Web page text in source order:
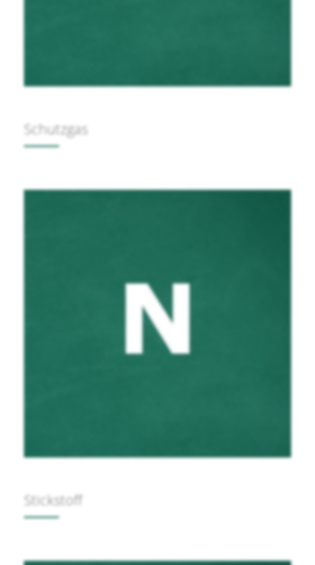
Schutzgas
Stickstoff